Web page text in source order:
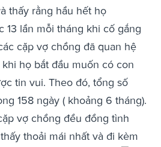
thấy rằng hầu hết họ
13 lần mỗi tháng khi cố gắng
cặp vợ chồng đã quan hệ
họ bắt đầu muốn có con
tin vui. Theo đó, tổng số
158 ngày ( khoảng 6 tháng).
vợ chồng đều đồng tình
thoải mái nhất và đi kèm